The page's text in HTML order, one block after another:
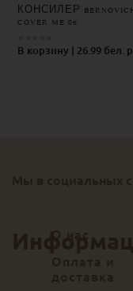
КОНСИЛЕР
COVER ME 06
В корзину | 26.99 бел.
Мы в социальных
О нас
Оплата и
доставка